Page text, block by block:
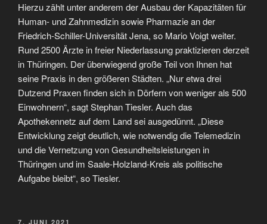
Hierzu zählt unter anderem der Ausbau der Kapazitäten für
Human- und Zahnmedizin sowie Pharmazie an der
Friedrich-Schiller-Universität Jena, so Mario Voigt weiter.
Rund 2500 Ärzte in freier Niederlassung praktizieren derzeit
in Thüringen. Der überwiegend große Teil von Ihnen hat
seine Praxis in den größeren Städten. „Nur etwa drei
Dutzend Praxen finden sich in Dörfern von weniger als 500
Einwohnern“, sagt Stephan Tiesler. Auch das
Apothekennetz auf dem Land sei ausgedünnt. „Diese
Entwicklung zeigt deutlich, wie notwendig die Telemedizin
und die Vernetzung von Gesundheitsleistungen in
Thüringen und im Saale-Holzland-Kreis als politische
Aufgabe bleibt“, so Tiesler.
VERÖFFENTLICHT
7. JUNI 2021